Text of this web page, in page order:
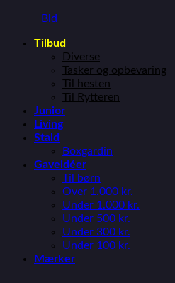
Bid
Tilbud
Diverse
Tasker og opbevaring
Til hesten
Til Rytteren
Junior
Living
Stald
Boxgardin
Gaveidéer
Til børn
Over 1.000 kr.
Under 1.000 kr.
Under 500 kr.
Under 300 kr.
Under 100 kr.
Mærker